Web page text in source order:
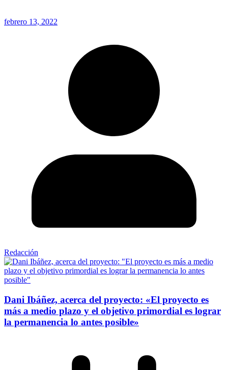
febrero 13, 2022
Redacción
Dani Ibáñez, acerca del proyecto: «El proyecto es
más a medio plazo y el objetivo primordial es lograr
la permanencia lo antes posible»